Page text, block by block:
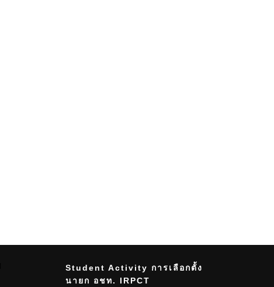
Student Activity การเลือกตั้ง
นายก อชท. IRPCT